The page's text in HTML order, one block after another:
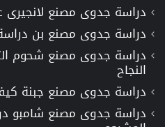
دراسة جدوى مصنع لانجيرى
دراسة جدوى مصنع بن دراسة
دراسة جدوى مصنع شحوم
النجاح
دراسة جدوى مصنع جبنة
دراسة جدوى مصنع شامبو